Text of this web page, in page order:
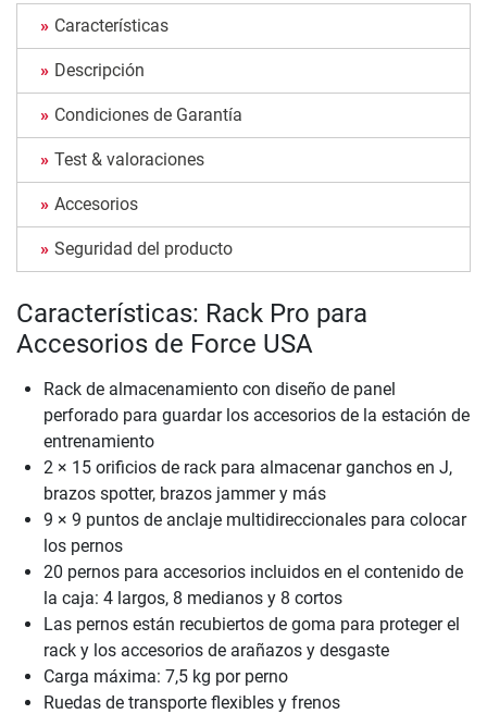
Características
Descripción
Condiciones de Garantía
Test & valoraciones
Accesorios
Seguridad del producto
Características: Rack Pro para
Accesorios de Force USA
Rack de almacenamiento con diseño de panel
perforado para guardar los accesorios de la estación de
entrenamiento
2 × 15 orificios de rack para almacenar ganchos en J,
brazos spotter, brazos jammer y más
9 × 9 puntos de anclaje multidireccionales para colocar
los pernos
20 pernos para accesorios incluidos en el contenido de
la caja: 4 largos, 8 medianos y 8 cortos
Las pernos están recubiertos de goma para proteger el
rack y los accesorios de arañazos y desgaste
Carga máxima: 7,5 kg por perno
Ruedas de transporte flexibles y frenos